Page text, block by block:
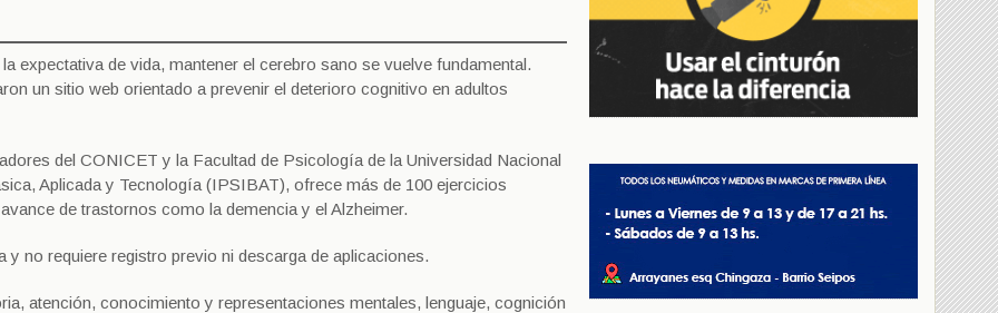
expectativa de vida, mantener el cerebro sano se vuelve fundamental.
un sitio web orientado a prevenir el deterioro cognitivo en adultos
del CONICET y la Facultad de Psicología de la Universidad Nacional
Aplicada y Tecnología (IPSIBAT), ofrece más de 100 ejercicios
de trastornos como la demencia y el Alzheimer.
no requiere registro previo ni descarga de aplicaciones.
atención, conocimiento y representaciones mentales, lenguaje, cognición